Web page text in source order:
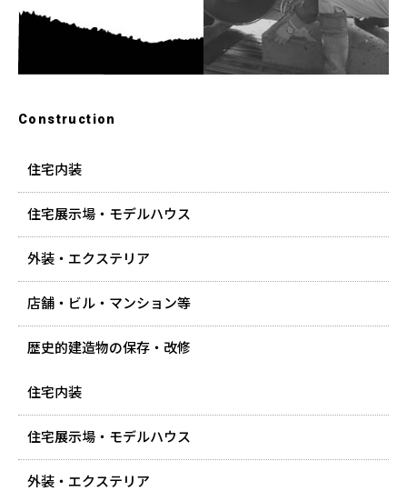
Construction
住宅内装
住宅展示場・モデルハウス
外装・エクステリア
店舗・ビル・マンション等
歴史的建造物の保存・改修
住宅内装
住宅展示場・モデルハウス
外装・エクステリア